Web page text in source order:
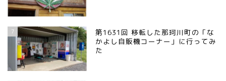
7
第1631回 移転した那珂川町の「な
かよし自販機コーナー」に行ってみ
た